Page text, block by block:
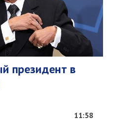
президент в
11:58